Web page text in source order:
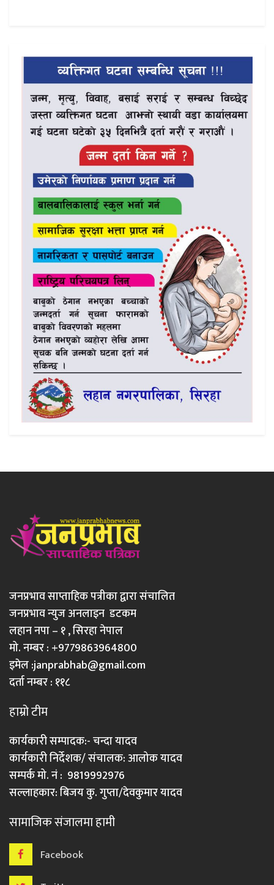
जनप्रभाव साप्ताहिक पत्रीका द्वारा संचालित
जनप्रभाव न्युज अनलाइन डटकम
लहान नपा – १ , सिरहा नेपाल
मो. नम्बर : +9779863964800
इमेल :janprabhab@gmail.com
दर्ता नम्बर : ११८
हाम्रो टीम
कार्यकारी सम्पादक:- चन्दा यादव
कार्यकारी निर्देशक/ संचालक: आलोक यादव
सम्पर्क मो. नं : 9819992976
सल्लाहकार: बिजय कु. गुप्ता/देवकुमार यादव
सामाजिक संजालमा हामी
Facebook